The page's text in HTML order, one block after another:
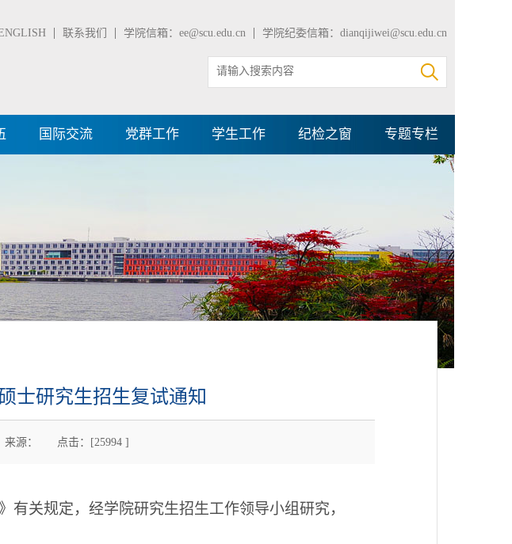
联系我们 学院信箱：ee@scu.edu.cn 学院纪委信箱：dianqijiwei@scu.edu.cn
国际交流 党群工作 学生工作 纪检之窗 专题专栏
士研究生招生复试通知
来源： 点击：[25994 ]
关规定，经学院研究生招生工作领导小组研究，